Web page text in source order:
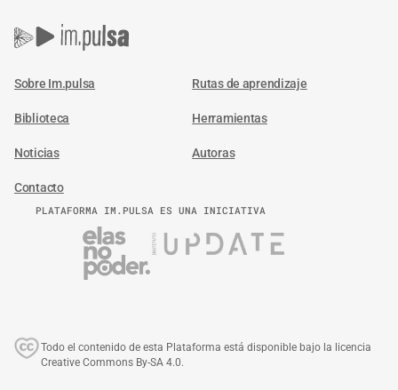
Sobre Im.pulsa Rutas de aprendizaje
Biblioteca Herramientas
Noticias Autoras
Contacto
PLATAFORMA IM.PULSA ES UNA INICIATIVA
Todo el contenido de esta Plataforma está disponible bajo la licencia
Creative Commons By-SA 4.0.